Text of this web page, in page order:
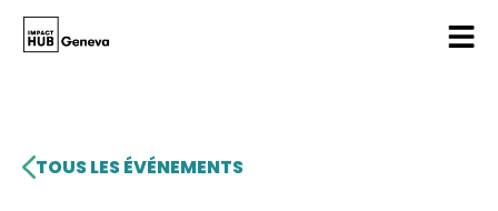
TOUS LES ÉVÉNEMENTS